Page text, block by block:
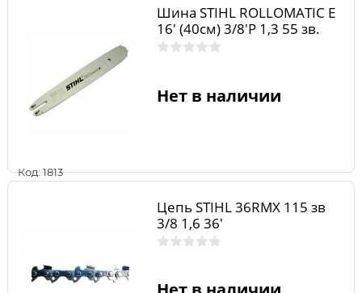
Код: 1813
Шина STIHL ROLLOMATIC E
16' (40см) 3/8'P 1,3 55 зв.
Нет в наличии
Цепь STIHL 36RMX 115 зв
3/8 1,6 36'